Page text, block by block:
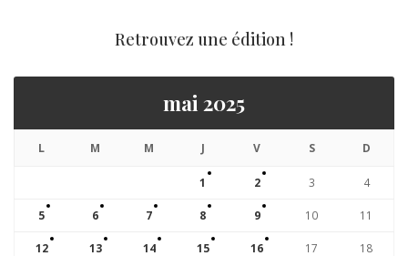
Retrouvez une édition !
mai 2025
L M M J V S D
1 2 3 4
5 6 7 8 9 10 11
12 13 14 15 16 17 18